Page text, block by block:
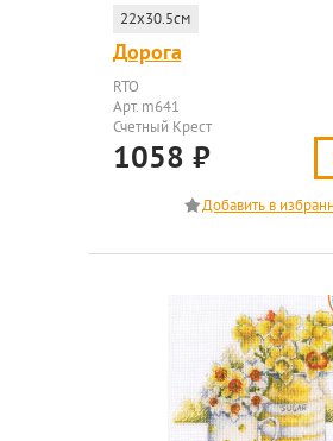
22x30.5см
Дорога
RTO
Арт. m641
Счетный Крест
1058 ₽